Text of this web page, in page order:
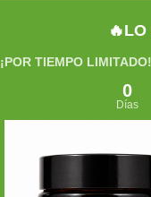
¡POR TIEMPO LIMITADO!
0
Días